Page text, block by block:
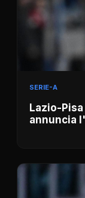
SERIE-A
Lazio-
annuncia